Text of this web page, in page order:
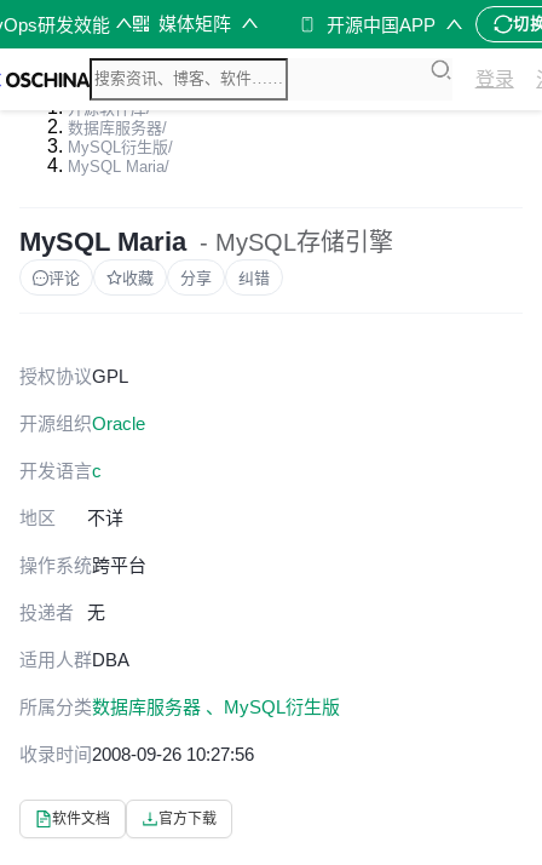
研发效能 媒体矩阵 开源中国APP 切
登录
开源软件库/
数据库服务器/
MySQL衍生版/
MySQL Maria/
MySQL Maria - MySQL存储引擎
评论 收藏 分享 纠错
授权协议GPL
开源组织Oracle
开发语言c
地区 不详
操作系统跨平台
投递者 无
适用人群DBA
所属分类数据库服务器 、 MySQL衍生版
收录时间2008-09-26 10:27:56
软件文档 官方下载